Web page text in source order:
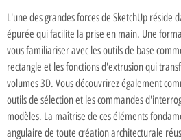
L'une des grandes forces de SketchUp réside
épurée qui facilite la prise en main. Une
vous familiariser avec les outils de base
rectangle et les fonctions d'extrusion qui
volumes 3D. Vous découvrirez également
outils de sélection et les commandes
modèles. La maîtrise de ces éléments
angulaire de toute création architecturale